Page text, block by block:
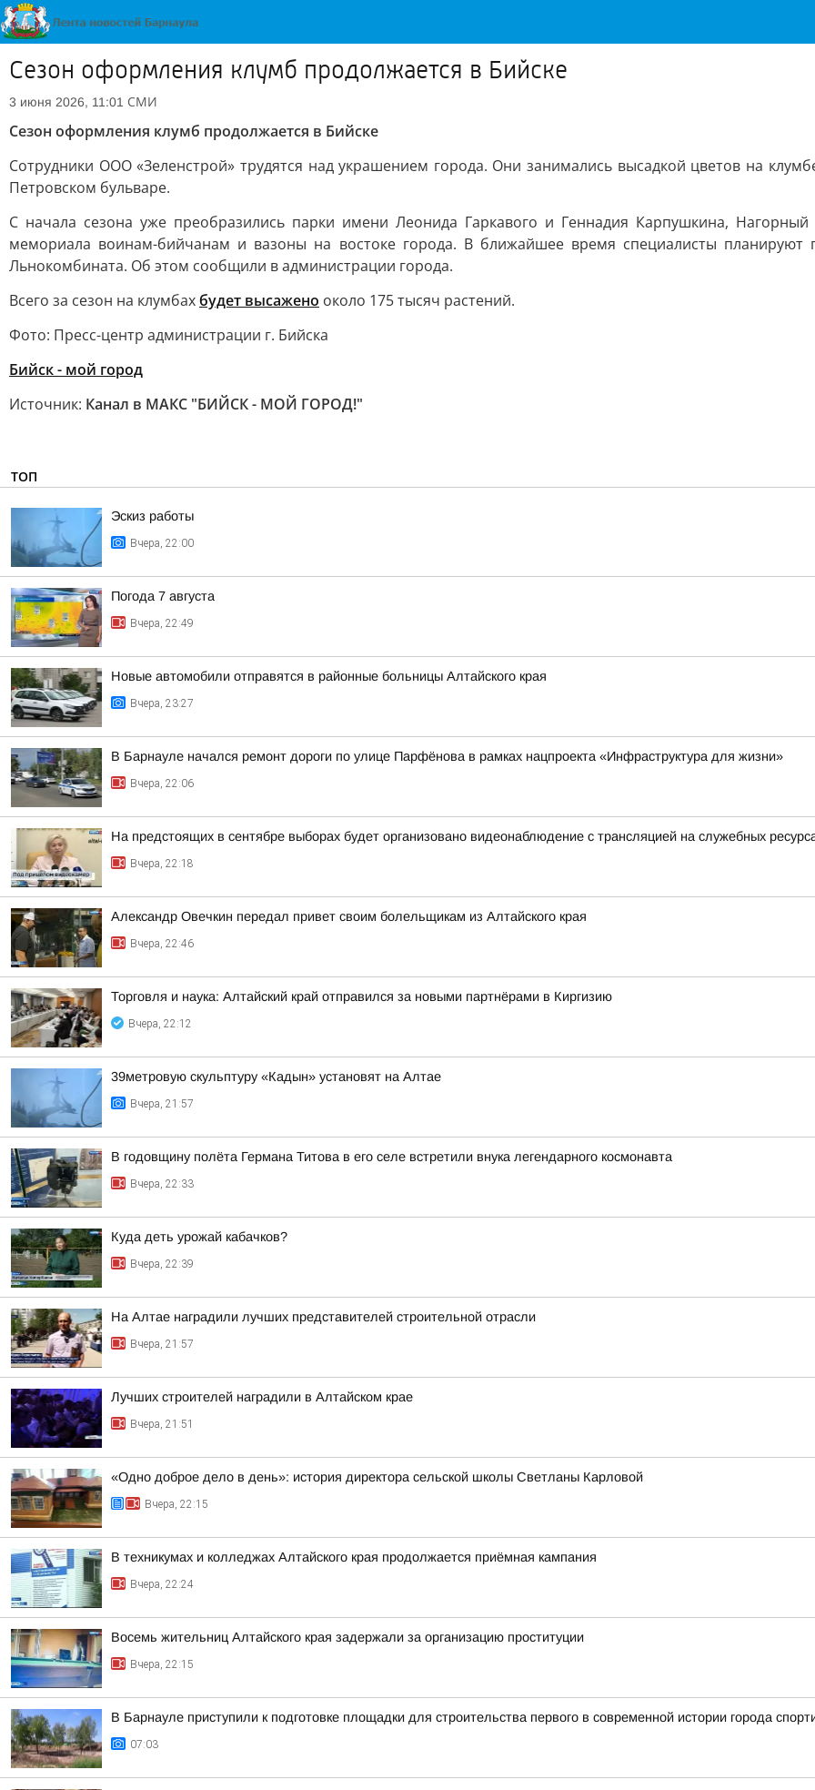
Сезон оформления клумб продолжается в Бийске
3 июня 2026, 11:01 СМИ
Сезон оформления клумб продолжается в Бийске
Сотрудники ООО «Зеленстрой» трудятся над украшением города. Они занимались высадкой цветов на
Петровском бульваре.
С начала сезона уже преобразились парки имени Леонида Гаркавого и Геннадия Карпушкина,
мемориала воинам-бийчанам и вазоны на востоке города. В ближайшее время специалисты
Льнокомбината. Об этом сообщили в администрации города.
Всего за сезон на клумбахбудет высажено около 175 тысяч растений.
Фото: Пресс-центр администрации г. Бийска
Бийск - мой город
Источник: Канал в МАКС "БИЙСК - МОЙ ГОРОД!"
ТОП
Эскиз работы
Вчера, 22:00
Погода 7 августа
Вчера, 22:49
Новые автомобили отправятся в районные больницы Алтайского края
Вчера, 23:27
В Барнауле начался ремонт дороги по улице Парфёнова в рамках нацпроекта «Инфраструктура для жизни»
Вчера, 22:06
На предстоящих в сентябре выборах будет организовано видеонаблюдение с трансляцией на служебных
Вчера, 22:18
Александр Овечкин передал привет своим болельщикам из Алтайского края
Вчера, 22:46
Торговля и наука: Алтайский край отправился за новыми партнёрами в Киргизию
Вчера, 22:12
39метровую скульптуру «Кадын» установят на Алтае
Вчера, 21:57
В годовщину полёта Германа Титова в его селе встретили внука легендарного космонавта
Вчера, 22:33
Куда деть урожай кабачков?
Вчера, 22:39
На Алтае наградили лучших представителей строительной отрасли
Вчера, 21:57
Лучших строителей наградили в Алтайском крае
Вчера, 21:51
«Одно доброе дело в день»: история директора сельской школы Светланы Карловой
Вчера, 22:15
В техникумах и колледжах Алтайского края продолжается приёмная кампания
Вчера, 22:24
Восемь жительниц Алтайского края задержали за организацию проституции
Вчера, 22:15
В Барнауле приступили к подготовке площадки для строительства первого в современной истории города
07:03